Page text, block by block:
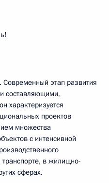
Современный этап развития
составляющими,
характеризуется
проектов
множества
с интенсивной
в жилищно-
сферах.